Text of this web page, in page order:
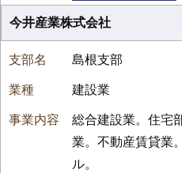
今井産業株式会社
島根支部
建設業
総合建設業。住宅
業。不動産賃貸業
ル。